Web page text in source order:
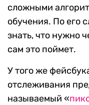
сложными
обучения. По его
знать, что нужно
сам это поймет.
У того же
отслеживания
называемый «